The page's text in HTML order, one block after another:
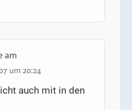
am
um 20:24
auch mit in den